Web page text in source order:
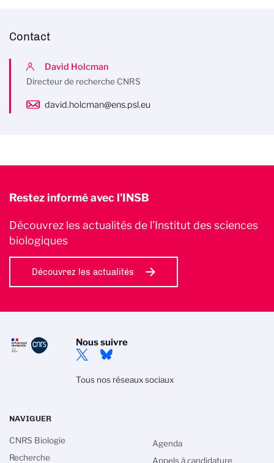
Contact
David Holcman
Directeur de recherche CNRS
david.holcman@ens.psl.eu
Restez informé avec l'INSB
Découvrez les actualités de l’Institut des sciences
biologiques
Découvrez les actualités
Nous suivre
Tous nos réseaux sociaux
NAVIGUER
CNRS Biologie
Recherche
Agenda
Appels à candidature